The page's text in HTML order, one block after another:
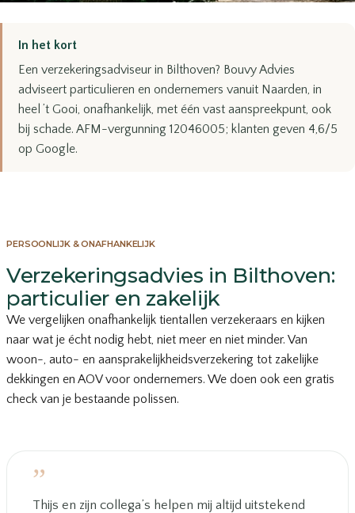
In het kort
Een verzekeringsadviseur in Bilthoven? Bouvy Advies
adviseert particulieren en ondernemers vanuit Naarden, in
heel ’t Gooi, onafhankelijk, met één vast aanspreekpunt, ook
bij schade. AFM-vergunning 12046005; klanten geven 4,6/5
op Google.
PERSOONLIJK & ONAFHANKELIJK
Verzekeringsadvies in Bilthoven:
particulier en zakelijk
We vergelijken onafhankelijk tientallen verzekeraars en kijken
naar wat je écht nodig hebt, niet meer en niet minder. Van
woon-, auto- en aansprakelijkheidsverzekering tot zakelijke
dekkingen en AOV voor ondernemers. We doen ook een gratis
check van je bestaande polissen.
”
Thijs en zijn collega’s helpen mij altijd uitstekend